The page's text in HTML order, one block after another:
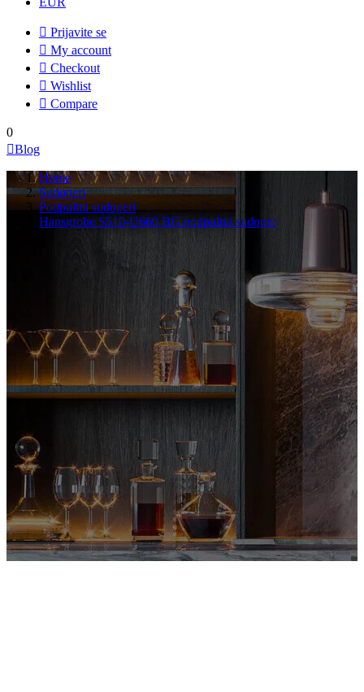
 Prijavite se
 My account
 Checkout
 Wishlist
 Compare
0
Blog
Home
Sudoperi
Podpultni sudoperi
Hansgrohe S510-U660 BG podpultni sudoper